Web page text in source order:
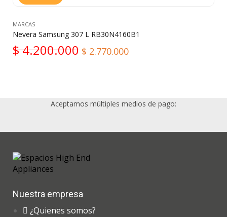
MARCAS
Nevera Samsung 307 L RB30N4160B1
$4.200.000 $ 2.770.000
Aceptamos múltiples medios de pago:
Nuestra empresa
¿Quienes somos?